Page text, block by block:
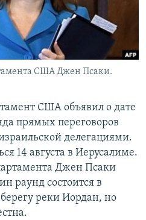
США Джен Псаки.
США объявил о дате
прямых переговоров
делегациями.
14 августа в Иерусалиме.
Джен Псаки
раунд состоится в
реки Иордан, но